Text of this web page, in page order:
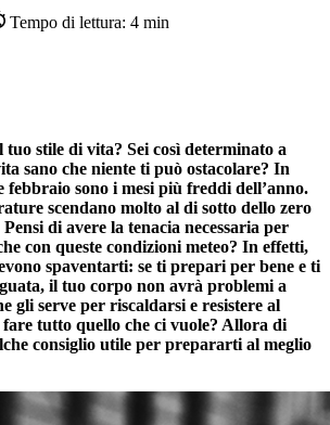
Tempo di lettura: 4 min
tuo stile di vita? Sei così determinato a
sano che niente ti può ostacolare? In
febbraio sono i mesi più freddi dell’anno.
scendano molto al di sotto dello zero
Pensi di avere la tenacia necessaria per
con queste condizioni meteo? In effetti,
spaventarti: se ti prepari per bene e ti
il tuo corpo non avrà problemi a
gli serve per riscaldarsi e resistere al
tutto quello che ci vuole? Allora di
consiglio utile per prepararti al meglio